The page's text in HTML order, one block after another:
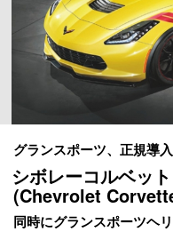
グランスポーツ、正規導
シボレーコルベッ
(Chevrolet
同時にグランスポーツヘ